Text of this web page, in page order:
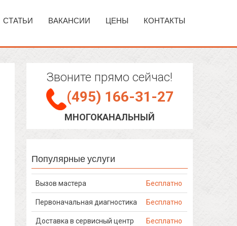
СТАТЬИ ВАКАНСИИ ЦЕНЫ КОНТАКТЫ
Звоните прямо сейчас!
(495) 166-31-27
МНОГОКАНАЛЬНЫЙ
Популярные услуги
Вызов мастера Бесплатно
Первоначальная диагностика Бесплатно
Доставка в сервисный центр Бесплатно